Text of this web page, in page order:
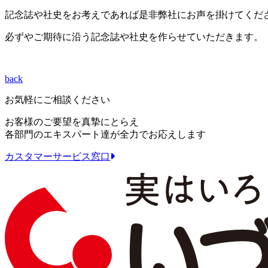
記念誌や社史をお考えであれば是非弊社にお声を掛けてくだ
必ずやご期待に沿う記念誌や社史を作らせていただきます。
back
お気軽にご相談ください
お客様のご要望を真摯にとらえ
各部門のエキスパート達が全力でお応えします
カスタマーサービス窓口